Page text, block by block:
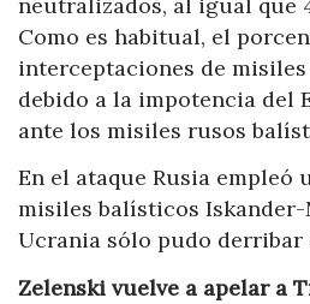
Como es habitual, el
interceptaciones de
debido a la impotencia del
ante los misiles rusos
En el ataque Rusia empleó
misiles balísticos Iskander-
Ucrania sólo pudo derribar
Zelenski vuelve a apelar a